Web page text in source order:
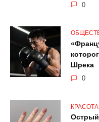
0
Шрека
0
КРАСОТА